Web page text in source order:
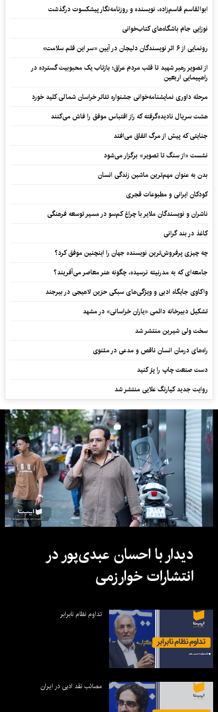
ابوالقاسم قاسم‌زاده، نویسنده و روزنامه‌نگار پیشکسوت درگذشت
نوزایی جام باشگاه‌های کتاب‌خوانی
رونمایی از ۶ اثر نویسندگان دلیجان در آیین «سر این قلم سلامت»
از تصویر رهبر شهید تا قلب مردم عراق؛ بازتاب یک محبوبیت گسترده در
راهپیمایی اربعین
مرحله داوری نمایشنامه‌خوانی جشنواره تئاتر خراسان شمالی کلید خورد
هشت سریال نادیده‌گرفته که راز اقتباس موفق را فاش می‌کنند
جنایتی که پیش از مرگ اتفاق می‌افتد
نشست «از سنگ تا تصویر» برگزار می‌شود
بدن به عنوان مهم‌ترین ماشین زندگی انسان
کودکان ایرانی و مطبوعات قجری
ناشران و نویسندگان ملایر با چراغ کم‌سو در مسیر توسعه فرهنگی
کاغذ در بند گرانی
چه چیزی پرفروش‌ترین نویسنده جهان را اینچنین موفق کرد؟
جامعه‌ای که به مدرنیته نرسیده، چگونه هنر معاصر می‌آفریند؟
واکاوی جایگاه ادبی و ویژگی‌های سبکی حزین لاهیجی در بیرجند
تشکیل دبیرخانه دائمی «یاران خراسانی» در مشهد
سخت ولی شیرین منتشر شد
راه‌های درمان انسان ناقص و مدعی در مثنوی
دست صنعت چاپ را پرُ کنید
روایت جدید کیارنگ علایی منتشر شد
دیدار با احسان عبدی‌پور در
انتشارات خوارزمی
تداوم نظام نابرابر
مصائب نقد ادبی در ایران